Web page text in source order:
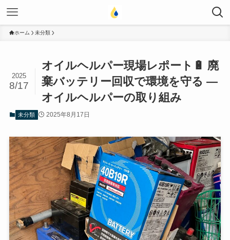
ホーム 未分類
オイルヘルパー現場レポート🔋 廃
棄バッテリー回収で環境を守る ―
オイルヘルパーの取り組み
2025
8/17
未分類 2025年8月17日